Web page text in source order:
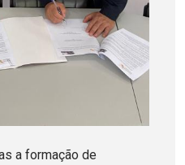
a formação de